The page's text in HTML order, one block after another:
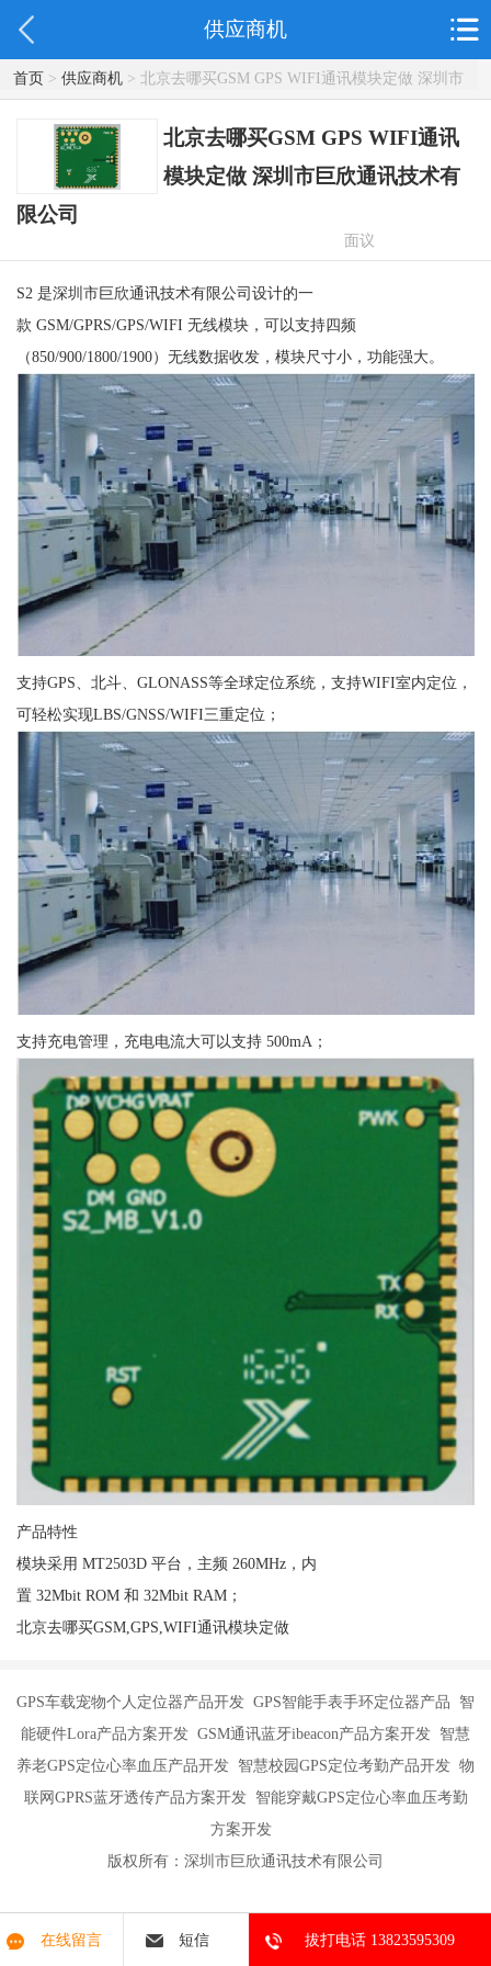
供应商机
首页> 供应商机> 北京去哪买GSM GPS WIFI通讯模块定做 深圳市
巨欣通讯技术有限公司
北京去哪买GSM GPS WIFI通讯
模块定做 深圳市巨欣通讯技术有
限公司
面议
S2 是深圳市巨欣通讯技术有限公司设计的一
款 GSM/GPRS/GPS/WIFI 无线模块，可以支持四频
（850/900/1800/1900）无线数据收发，模块尺寸小，功能强大。
支持GPS、北斗、GLONASS等全球定位系统，支持WIFI室内定位，
可轻松实现LBS/GNSS/WIFI三重定位；
支持充电管理，充电电流大可以支持 500mA；
产品特性
模块采用 MT2503D 平台，主频 260MHz，内
置 32Mbit ROM 和 32Mbit RAM；
北京去哪买GSM,GPS,WIFI通讯模块定做
GPS车载宠物个人定位器产品开发 GPS智能手表手环定位器产品 智
能硬件Lora产品方案开发 GSM通讯蓝牙ibeacon产品方案开发 智慧
养老GPS定位心率血压产品开发 智慧校园GPS定位考勤产品开发 物
联网GPRS蓝牙透传产品方案开发 智能穿戴GPS定位心率血压考勤
方案开发
版权所有：深圳市巨欣通讯技术有限公司
在线留言 短信 拔打电话 13823595309